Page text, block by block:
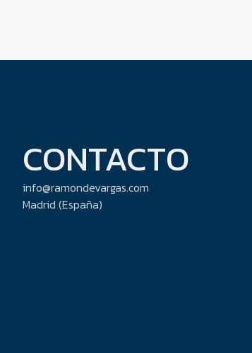
CONTACTO
info@ramondevargas.com
Madrid (España)